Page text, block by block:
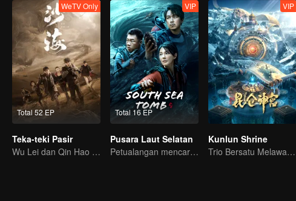
Total 52 EP
WeTV Only
Teka-teki Pasir
Wu Lei dan Qin Hao memulai Perjalanan Eksplorasi
Total 16 EP
VIP
Pusara Laut Selatan
Petualangan mencari harta karun di laut
VIP
Kunlun Shrine
Trio Bersatu Melawan Misteri Kunlun